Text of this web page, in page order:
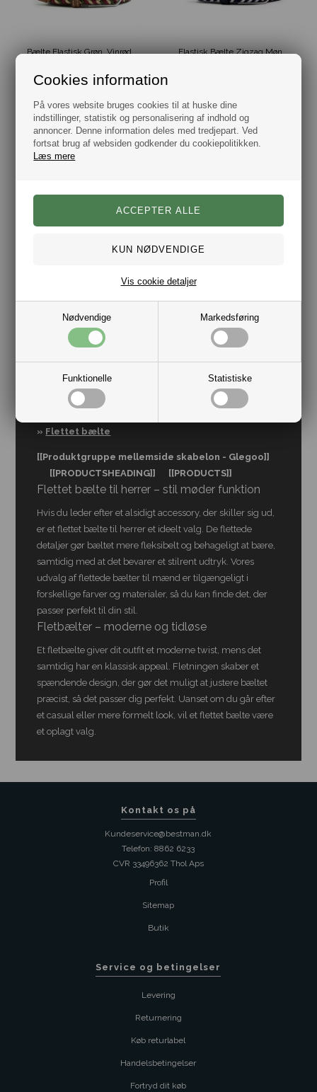
Cookies information
På vores website bruges cookies til at huske dine
indstillinger, statistik og personalisering af indhold og
annoncer. Denne information deles med tredjepart. Ved
fortsat brug af websiden godkender du cookiepolitikken.
Læs mere
Nødvendige Markedsføring
Funktionelle Statistiske
Vis cookie detaljer
Bælte Elastisk Grøn, Vinrød & Beige
Elastisk Bælte Zigzag Mønster Navy & Hvid
DKK 399,00
DKK 199,00
» Flettet bælte
[[Produktgruppe mellemside skabelon - Glegoo]]
[[PRODUCTSHEADING]]
[[PRODUCTS]]
Flettet bælte til herrer – stil møder funktion
Hvis du leder efter et alsidigt accessory, der skiller sig ud,
er et flettet bælte til herrer et ideelt valg. De flettede
detaljer gør bæltet mere fleksibelt og behageligt at bære,
samtidig med at det bevarer et stilrent udtryk. Vores
udvalg af flettede bælter til mænd er tilgængeligt i
forskellige farver og materialer, så du kan finde det, der
passer perfekt til din stil.
Fletbælter – moderne og tidløse
Et fletbælte giver dit outfit et moderne twist, mens det
samtidig har en klassisk appeal. Fletningen skaber et
spændende design, der gør det muligt at justere bæltet
præcist, så det passer dig perfekt. Uanset om du går efter
et casual eller mere formelt look, vil et flettet bælte være
et oplagt valg.
Kontakt os på
Kundeservice@bestman.dk
Telefon: 8862 6233
CVR 33496362 Thol Aps
Profil
Sitemap
Butik
Service og betingelser
Levering
Returnering
Køb returlabel
Handelsbetingelser
Fortryd dit køb